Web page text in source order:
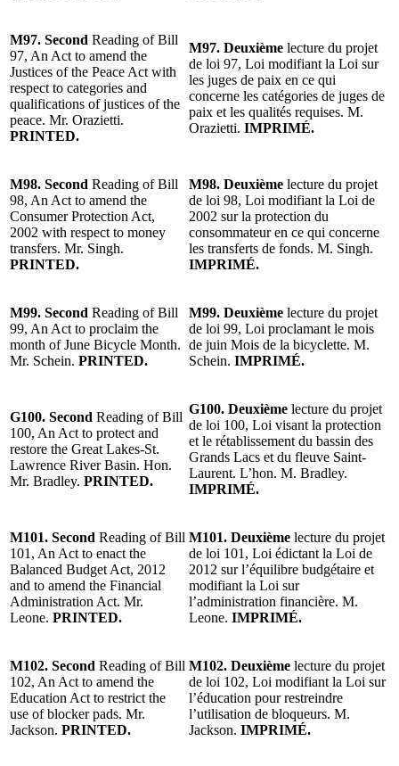
M97. Second Reading of Bill
97, An Act to amend the
Justices of the Peace Act with
respect to categories and
qualifications of justices of the
peace. Mr. Orazietti.
PRINTED.
M97. Deuxième lecture du projet
de loi 97, Loi modifiant la Loi sur
les juges de paix en ce qui
concerne les catégories de juges de
paix et les qualités requises. M.
Orazietti. IMPRIMÉ.
M98. Second Reading of Bill
98, An Act to amend the
Consumer Protection Act,
2002 with respect to money
transfers. Mr. Singh.
PRINTED.
M98. Deuxième lecture du projet
de loi 98, Loi modifiant la Loi de
2002 sur la protection du
consommateur en ce qui concerne
les transferts de fonds. M. Singh.
IMPRIMÉ.
M99. Second Reading of Bill
99, An Act to proclaim the
month of June Bicycle Month.
Mr. Schein. PRINTED.
M99. Deuxième lecture du projet
de loi 99, Loi proclamant le mois
de juin Mois de la bicyclette. M.
Schein. IMPRIMÉ.
G100. Second Reading of Bill
100, An Act to protect and
restore the Great Lakes-St.
Lawrence River Basin. Hon.
Mr. Bradley. PRINTED.
G100. Deuxième lecture du projet
de loi 100, Loi visant la protection
et le rétablissement du bassin des
Grands Lacs et du fleuve Saint-
Laurent. L’hon. M. Bradley.
IMPRIMÉ.
M101. Second Reading of Bill
101, An Act to enact the
Balanced Budget Act, 2012
and to amend the Financial
Administration Act. Mr.
Leone. PRINTED.
M101. Deuxième lecture du projet
de loi 101, Loi édictant la Loi de
2012 sur l’équilibre budgétaire et
modifiant la Loi sur
l’administration financière. M.
Leone. IMPRIMÉ.
M102. Second Reading of Bill
102, An Act to amend the
Education Act to restrict the
use of blocker pads. Mr.
Jackson. PRINTED.
M102. Deuxième lecture du projet
de loi 102, Loi modifiant la Loi sur
l’éducation pour restreindre
l’utilisation de bloqueurs. M.
Jackson. IMPRIMÉ.